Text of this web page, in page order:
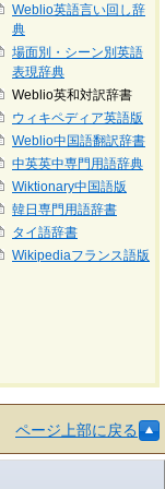
Weblio英語言い回し辞
典
場面別・シーン別英語
表現辞典
Weblio英和対訳辞書
ウィキペディア英語版
Weblio中国語翻訳辞書
中英英中専門用語辞典
Wiktionary中国語版
韓日専門用語辞書
タイ語辞書
Wikipediaフランス語版
ページ上部に戻る